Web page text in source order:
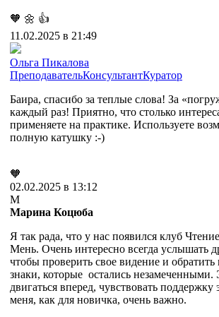
🧡 🌼 👍
11.02.2025 в 21:49
Ольга Пикалова
ПреподавательКонсультантКуратор
Баира, спасибо за теплые слова! За
каждый раз! Приятно, что столько
применяете на практике. Используете
полную катушку :-)
🧡
02.02.2025 в 13:12
М
Марина Коцюба
Я так рада, что у нас появился клуб
Мень. Очень интересно всегда услышать
чтобы проверить свое видение и
знаки, которые остались незамеченными.
двигаться вперед, чувствовать поддержку
меня, как для новичка, очень важно.